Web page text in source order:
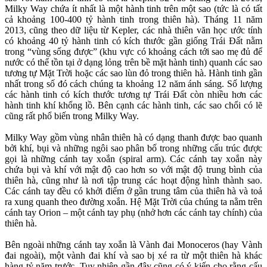
Milky Way chứa ít nhất là một hành tinh trên một sao (tức là có tất
cả khoảng 100-400 tỷ hành tinh trong thiên hà). Tháng 11 năm
2013, cũng theo dữ liệu từ Kepler, các nhà thiên văn học ước tính
có khoảng 40 tỷ hành tinh có kích thước gần giống Trái Đất nằm
trong “vùng sống được” (khu vực có khoảng cách tới sao mẹ đủ để
nước có thể tồn tại ở dạng lỏng trên bề mặt hành tinh) quanh các sao
tương tự Mặt Trời hoặc các sao lùn đỏ trong thiên hà. Hành tinh gần
nhất trong số đó cách chúng ta khoảng 12 năm ánh sáng. Số lượng
các hành tinh có kích thước tương tự Trái Đất còn nhiều hơn các
hành tinh khí khổng lồ. Bên cạnh các hành tinh, các sao chổi có lẽ
cũng rất phổ biến trong Milky Way.
Milky Way gồm vùng nhân thiên hà có dạng thanh được bao quanh
bởi khí, bụi và những ngôi sao phân bố trong những cấu trúc được
gọi là những cánh tay xoắn (spiral arm). Các cánh tay xoắn này
chứa bụi và khí với mật độ cao hơn so với mật độ trung bình của
thiên hà, cũng như là nơi tập trung các hoạt động hình thành sao.
Các cánh tay đều có khởi điểm ở gần trung tâm của thiên hà và toả
ra xung quanh theo đường xoắn. Hệ Mặt Trời của chúng ta nằm trên
cánh tay Orion – một cánh tay phụ (nhở hơn các cánh tay chính) của
thiên hà.
Bên ngoài những cánh tay xoắn là Vành đai Monoceros (hay Vành
đai ngoài), một vành đai khí và sao bị xé ra từ một thiên hà khác